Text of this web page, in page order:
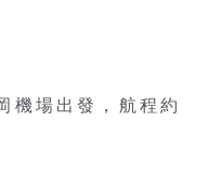
機場出發，航程約